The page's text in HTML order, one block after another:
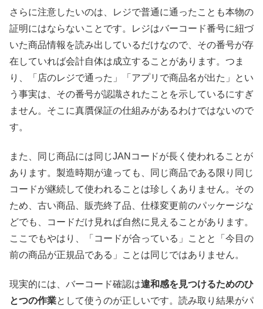
さらに注意したいのは、レジで普通に通ったことも本物の
証明にはならないことです。レジはバーコード番号に紐づ
いた商品情報を読み出しているだけなので、その番号が存
在していれば会計自体は成立することがあります。つま
り、「店のレジで通った」「アプリで商品名が出た」とい
う事実は、その番号が認識されたことを示しているにすぎ
ません。そこに真贋保証の仕組みがあるわけではないので
す。
また、同じ商品には同じJANコードが長く使われることが
あります。製造時期が違っても、同じ商品である限り同じ
コードが継続して使われることは珍しくありません。その
ため、古い商品、販売終了品、仕様変更前のパッケージな
どでも、コードだけ見れば自然に見えることがあります。
ここでもやはり、「コードが合っている」ことと「今目の
前の商品が正規品である」ことは同じではありません。
現実的には、バーコード確認は違和感を見つけるためのひ
とつの作業として使うのが正しいです。読み取り結果がパ